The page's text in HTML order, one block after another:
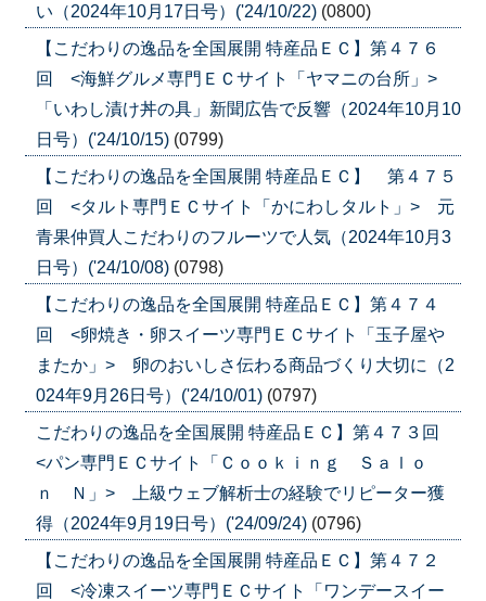
い（2024年10月17日号）('24/10/22) (0800)
【こだわりの逸品を全国展開 特産品ＥＣ】第４７６
回 <海鮮グルメ専門ＥＣサイト「ヤマニの台所」>
「いわし漬け丼の具」新聞広告で反響（2024年10月10
日号）('24/10/15) (0799)
【こだわりの逸品を全国展開 特産品ＥＣ】 第４７５
回 <タルト専門ＥＣサイト「かにわしタルト」> 元
青果仲買人こだわりのフルーツで人気（2024年10月3
日号）('24/10/08) (0798)
【こだわりの逸品を全国展開 特産品ＥＣ】第４７４
回 <卵焼き・卵スイーツ専門ＥＣサイト「玉子屋や
またか」> 卵のおいしさ伝わる商品づくり大切に（2
024年9月26日号）('24/10/01) (0797)
こだわりの逸品を全国展開 特産品ＥＣ】第４７３回
<パン専門ＥＣサイト「Ｃｏｏｋｉｎｇ Ｓａｌｏ
ｎ Ｎ」> 上級ウェブ解析士の経験でリピーター獲
得（2024年9月19日号）('24/09/24) (0796)
【こだわりの逸品を全国展開 特産品ＥＣ】第４７２
回 <冷凍スイーツ専門ＥＣサイト「ワンデースイー